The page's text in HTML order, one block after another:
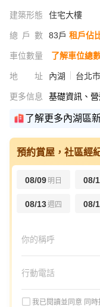
建築形態 住宅大樓
總戶數 83戶 租戶佔
車位數量 了解車位總
地址 內湖 台北
更多信息 基礎資訊、
了解更多內湖區
預約賞屋，社區經
08/09 明日 08/
08/13週四 08/
我已閱讀並同意 同